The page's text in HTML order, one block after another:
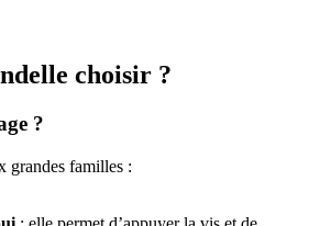
choisir ?
?
grandes familles :